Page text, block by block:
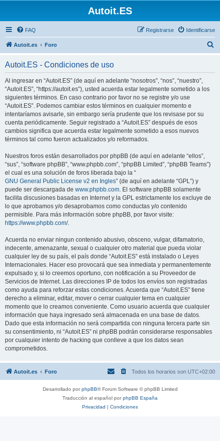
Autoit.ES
FAQ Identificarse
Registrarse
Autoit.es Foro
Autoit.ES - Condiciones de uso
Al ingresar en “Autoit.ES” (de aquí en adelante “nosotros”, “nos”, “nuestro”,
“Autoit.ES”, “https://autoit.es”), usted acuerda estar legalmente sometido a los
siguientes términos. En caso contrario por favor no se registre y/o use
“Autoit.ES”. Podemos cambiar estos términos en cualquier momento e
intentaríamos avisarle, sin embargo sería prudente que los revisase por su
cuenta periódicamente. Seguir registrado a “Autoit.ES” después de esos
cambios significa que acuerda estar legalmente sometido a esos nuevos
términos tal como fueron actualizados y/o reformados.
Nuestros foros están desarrollados por phpBB (de aquí en adelante “ellos”,
“sus”, “software phpBB”, “www.phpbb.com”, “phpBB Limited”, “phpBB Teams”)
el cual es una solución de foros liberada bajo la “
GNU General Public License v2 en Ingles” (de aquí en adelante “GPL”) y
puede ser descargada de www.phpbb.com. El software phpBB solamente
facilita discusiones basadas en Internet y la GPL estrictamente los excluye de
lo que aprobamos y/o desaprobamos como conductas y/o contenido
permisible. Para más información sobre phpBB, por favor visite:
https://www.phpbb.com/.
Acuerda no enviar ningun contenido abusivo, obsceno, vulgar, difamatorio,
indecente, amenazante, sexual o cualquier otro material que pueda violar
cualquier ley de su país, el país donde “Autoit.ES” está instalado o Leyes
Internacionales. Hacer eso provocará que sea inmediata y permanentemente
expulsado y, si lo creemos oportuno, con notificación a su Proveedor de
Servicios de Internet. Las direcciones IP de todos los envíos son registradas
como ayuda para reforzar estas condiciones. Acuerda que “Autoit.ES” tiene
derecho a eliminar, editar, mover o cerrar cualquier tema en cualquier
momento que lo creamos conveniente. Como usuario acuerda que cualquier
información que haya ingresado será almacenada en una base de datos.
Dado que esta información no será compartida con ninguna tercera parte sin
su consentimiento, ni “Autoit.ES” ni phpBB podrán considerarse responsables
por cualquier intento de hacking que conlleve a que los datos sean
comprometidos.
Autoit.es Foro Todos los horarios son UTC+02:00
Desarrollado porphpBB® Forum Software © phpBB Limited
Traducción al español porphpBB España
Privacidad | Condiciones